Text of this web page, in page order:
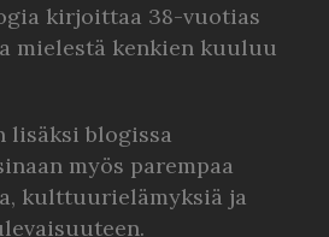
kirjoittaa 38-vuotias
mielestä kenkien kuuluu
lisäksi blogissa
myös parempaa
kulttuurielämyksiä ja